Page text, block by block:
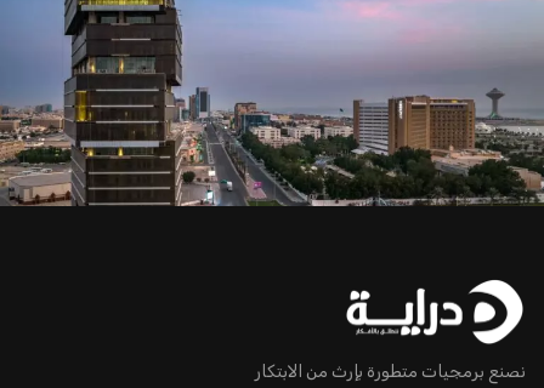
نصنع برمجيات متطورة بإرث من الابتكار